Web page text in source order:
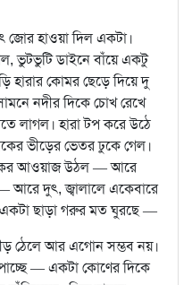
জোর হাওয়া দিল একটা।
ভুটভুটি ডাইনে বাঁয়ে একটু
কোমর ছেড়ে দিয়ে দু
নদীর দিকে চোখ রেখে
লাগল। হারা টপ করে উঠে
ভীড়ের ভেতর ঢুকে গেল।
আওয়াজ উঠল — আরে
আরে দুৎ, জ্বালালে একেবারে
ছাড়া গরুর মত ঘুরছে —
ঠেলে আর এগোন সম্ভব নয়।
— একটা কোণের দিকে